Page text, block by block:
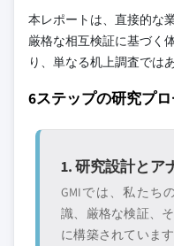
9.6 中東・アフリカ
9.6.1 南アフリ
9.6.2 サウジ
9.6.3 UAE
本レポートは、直接的な
厳格な相互検証に基づく
り、単なる机上調査では
6ステップの研究プ
1. 研究設計とア
GMIでは、私たち
識、厳格な検証、
に構築されていま